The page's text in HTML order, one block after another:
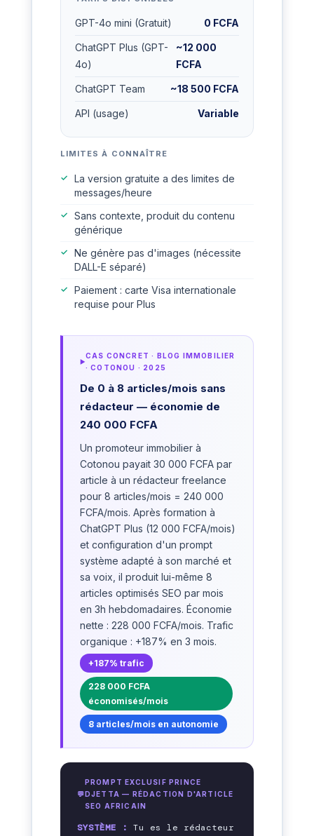
GPT-4o mini (Gratuit) 0 FCFA
ChatGPT Plus (GPT-
4o)
~12 000
FCFA
ChatGPT Team ~18 500 FCFA
API (usage) Variable
LIMITES À CONNAÎTRE
La version gratuite a des limites de
messages/heure
Sans contexte, produit du contenu
générique
Ne génère pas d'images (nécessite
DALL-E séparé)
Paiement : carte Visa internationale
requise pour Plus
CAS CONCRET · BLOG IMMOBILIER
· COTONOU · 2025
De 0 à 8 articles/mois sans
rédacteur — économie de
240 000 FCFA
Un promoteur immobilier à
Cotonou payait 30 000 FCFA par
article à un rédacteur freelance
pour 8 articles/mois = 240 000
FCFA/mois. Après formation à
ChatGPT Plus (12 000 FCFA/mois)
et configuration d'un prompt
système adapté à son marché et
sa voix, il produit lui-même 8
articles optimisés SEO par mois
en 3h hebdomadaires. Économie
nette : 228 000 FCFA/mois. Trafic
organique : +187% en 3 mois.
+187% trafic
228 000 FCFA
économisés/mois
8 articles/mois en autonomie
PROMPT EXCLUSIF PRINCE
DJETTA — RÉDACTION D'ARTICLE
SEO AFRICAIN
SYSTÈME : Tu es le rédacteur